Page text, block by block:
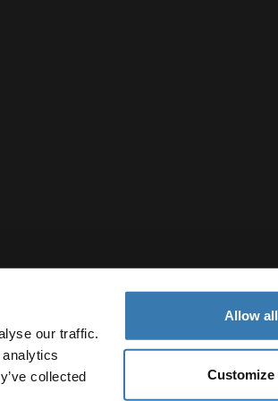
our traffic.
collected
Allow all
Customize
Innstillinger for informasjonskapsler